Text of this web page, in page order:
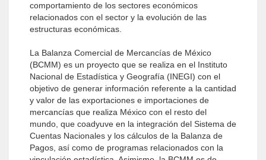
comportamiento de los sectores económicos
relacionados con el sector y la evolución de las
estructuras económicas.
La Balanza Comercial de Mercancías de México
(BCMM) es un proyecto que se realiza en el Instituto
Nacional de Estadística y Geografía (INEGI) con el
objetivo de generar información referente a la cantidad
y valor de las exportaciones e importaciones de
mercancías que realiza México con el resto del
mundo, que coadyuve en la integración del Sistema de
Cuentas Nacionales y los cálculos de la Balanza de
Pagos, así como de programas relacionados con la